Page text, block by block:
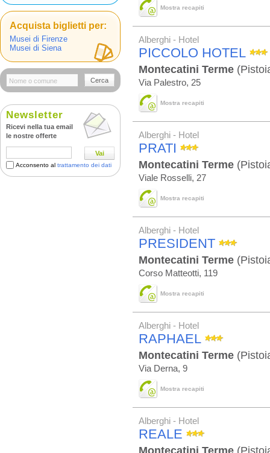
Mostra recapiti
Alberghi - Hotel
PICCOLO HOTEL
Montecatini Terme
Via Palestro, 25
Mostra recapiti
Alberghi - Hotel
PRATI
Montecatini Terme
Viale Rosselli, 27
Mostra recapiti
Alberghi - Hotel
PRESIDENT
Montecatini Terme
Corso Matteotti, 119
Mostra recapiti
Alberghi - Hotel
RAPHAEL
Montecatini Terme
Via Derna, 9
Mostra recapiti
Alberghi - Hotel
REALE
Montecatini Terme
Acquista biglietti per:
Musei di Firenze
Musei di Siena
Cerca
Newsletter
Ricevi nella tua email
le nostre offerte
Vai
Acconsento al trattamento dei dati